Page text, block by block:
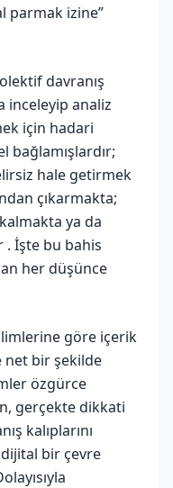
parmak izine”
davranış
inceleyip analiz
için hadari
bağlamışlardır;
hale getirmek
çıkarmakta;
ya da
İşte bu bahis
her düşünce
göre içerik
net bir şekilde
özgürce
gerçekte dikkati
kalıplarını
bir çevre